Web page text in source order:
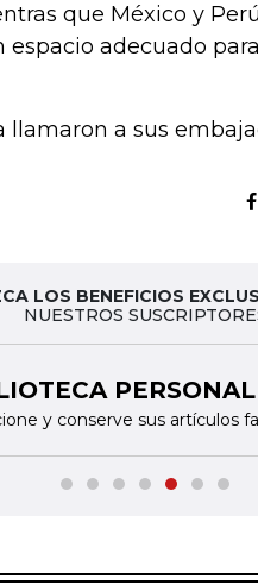
que México y
espacio adecuado
llamaron a sus
LOS BENEFICIOS
NUESTROS
PERSONAL
y conserve sus artículos